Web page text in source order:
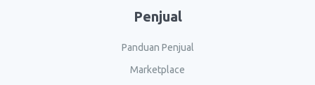
Penjual
Panduan Penjual
Marketplace